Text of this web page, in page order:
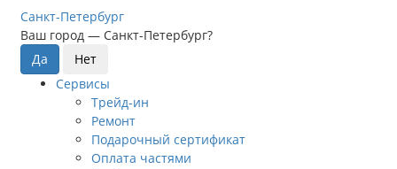
Санкт-Петербург
Ваш город — Санкт-Петербург?
Сервисы
Трейд-ин
Ремонт
Подарочный сертификат
Оплата частями